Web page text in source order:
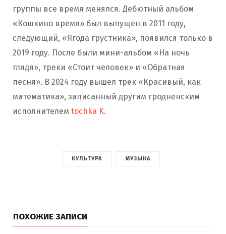
группы все время менялся. Дебютный альбом
«Кошкино время» был выпущен в 2011 году,
следующий, «Ягода грустника», появился только в
2019 году. После были мини-альбом «На ночь
глядя», треки «Стоит человек» и «Обратная
песня». В 2024 году вышел трек «Красивый, как
математика», записанный другим гродненским
исполнителем tochka K.
КУЛЬТУРА МУЗЫКА
ПОХОЖИЕ ЗАПИСИ